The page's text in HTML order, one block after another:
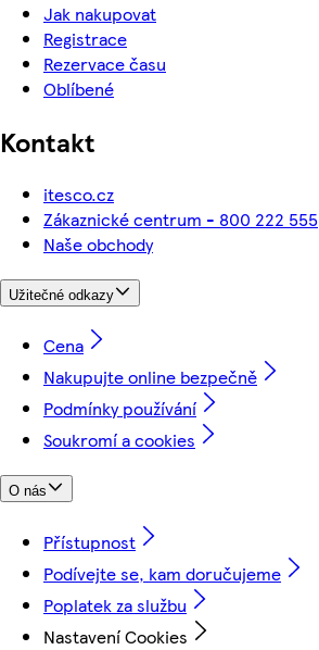
Jak nakupovat
Registrace
Rezervace času
Oblíbené
Kontakt
itesco.cz
Zákaznické centrum - 800 222 555
Naše obchody
Užitečné odkazy
Cena
Nakupujte online bezpečně
Podmínky používání
Soukromí a cookies
O nás
Přístupnost
Podívejte se, kam doručujeme
Poplatek za službu
Nastavení Cookies